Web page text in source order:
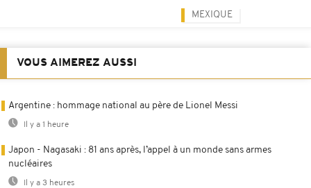
MEXIQUE
VOUS AIMEREZ AUSSI
Argentine : hommage national au père de Lionel Messi
Il y a 1 heure
Japon - Nagasaki : 81 ans après, l’appel à un monde sans armes
nucléaires
Il y a 3 heures